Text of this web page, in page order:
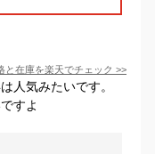
と在庫を楽天でチェック >>
人気みたいです。
すよ